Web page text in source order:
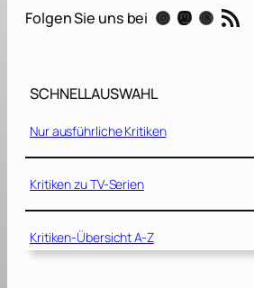
t
B
k
i
n
S
c
Folgen Sie uns bei Instagram Mastodon Threads RSS-Feed
SCHNELLAUSWAHL
Nur ausführliche Kritiken
Kritiken zu TV-Serien
Kritiken-Übersicht A-Z